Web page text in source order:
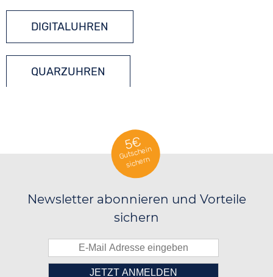
DIGITALUHREN
QUARZUHREN
5€
Gutschein
sichern
Newsletter abonnieren und Vorteile
sichern